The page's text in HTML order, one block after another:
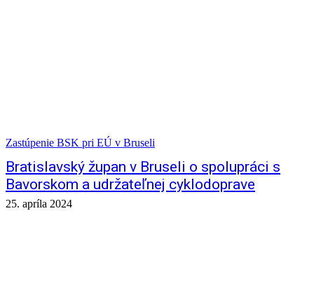
Zastúpenie BSK pri EÚ v Bruseli
Bratislavský župan v Bruseli o spolupráci s
Bavorskom a udržateľnej cyklodoprave
25. apríla 2024